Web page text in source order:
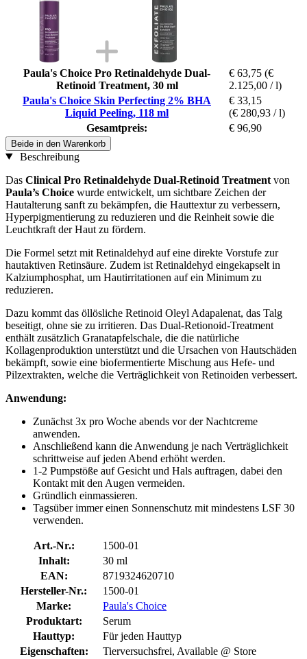
Paula's Choice Pro Retinaldehyde Dual-
Retinoid Treatment, 30 ml
€ 63,75 (€
2.125,00 / l)
Paula's Choice Skin Perfecting 2% BHA
Liquid Peeling, 118 ml
€ 33,15
(€ 280,93 / l)
Gesamtpreis:
€ 96,90
Beide in den Warenkorb
Beschreibung
Das Clinical Pro Retinaldehyde Dual-Retinoid Treatment von
Paula’s Choice wurde entwickelt, um sichtbare Zeichen der
Hautalterung sanft zu bekämpfen, die Hauttextur zu verbessern,
Hyperpigmentierung zu reduzieren und die Reinheit sowie die
Leuchtkraft der Haut zu fördern.
Die Formel setzt mit Retinaldehyd auf eine direkte Vorstufe zur
hautaktiven Retinsäure. Zudem ist Retinaldehyd eingekapselt in
Kalziumphosphat, um Hautirritationen auf ein Minimum zu
reduzieren.
Dazu kommt das öllösliche Retinoid Oleyl Adapalenat, das Talg
beseitigt, ohne sie zu irritieren. Das Dual-Retionoid-Treatment
enthält zusätzlich Granatapfelschale, die die natürliche
Kollagenproduktion unterstützt und die Ursachen von Hautschäden
bekämpft, sowie eine biofermentierte Mischung aus Hefe- und
Pilzextrakten, welche die Verträglichkeit von Retinoiden verbessert.
Anwendung:
Zunächst 3x pro Woche abends vor der Nachtcreme
anwenden.
Anschließend kann die Anwendung je nach Verträglichkeit
schrittweise auf jeden Abend erhöht werden.
1-2 Pumpstöße auf Gesicht und Hals auftragen, dabei den
Kontakt mit den Augen vermeiden.
Gründlich einmassieren.
Tagsüber immer einen Sonnenschutz mit mindestens LSF 30
verwenden.
Art.-Nr.:
1500-01
Inhalt:
30 ml
EAN:
8719324620710
Hersteller-Nr.:
1500-01
Marke:
Paula's Choice
Produktart:
Serum
Hauttyp:
Für jeden Hauttyp
Eigenschaften:
Tierversuchsfrei, Available @ Store